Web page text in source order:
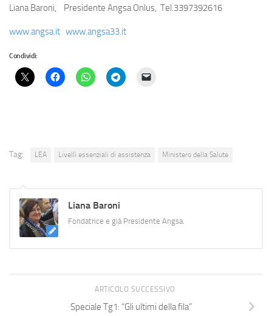
Liana Baroni, Presidente Angsa Onlus, Tel.3397392616
www.angsa.it www.angsa33.it
Condividi:
Tag: LEA Livelli essenziali di assistenza Ministero della Salute
Liana Baroni
Fondatrice e già Presidente Angsa.
ARTICOLO SUCCESSIVO
Speciale Tg1: “Gli ultimi della fila”